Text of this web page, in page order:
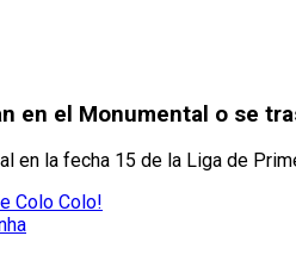
en el Monumental o se
en la fecha 15 de la Liga de
Colo Colo!